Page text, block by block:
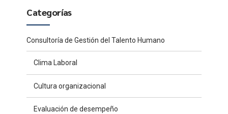
Categorías
Consultoría de Gestión del Talento Humano
Clima Laboral
Cultura organizacional
Evaluación de desempeño